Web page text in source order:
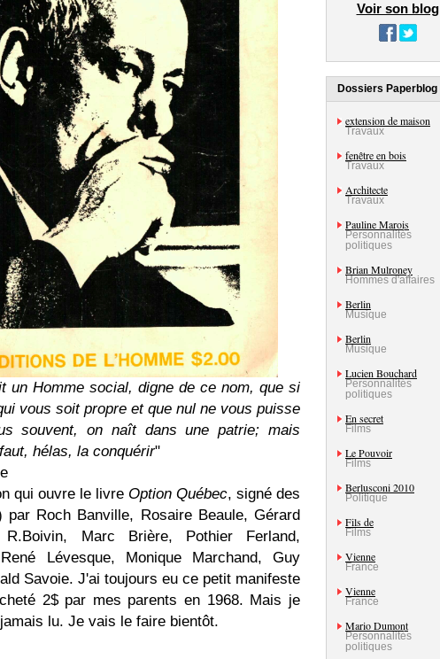
un Homme social, digne de ce nom, que si
vous soit propre et que nul ne vous puisse
souvent, on naît dans une patrie; mais
hélas, la conquérir"
qui ouvre le livre Option Québec, signé des
par Roch Banville, Rosaire Beaule, Gérard
R.Boivin, Marc Brière, Pothier Ferland,
Lévesque, Monique Marchand, Guy
Savoie. J'ai toujours eu ce petit manifeste
2$ par mes parents en 1968. Mais je
lu. Je vais le faire bientôt.
Voir son blog
Dossiers Paperblog
extension de maison
Travaux
fenêtre en bois
Travaux
Architecte
Travaux
Pauline Marois
Personnalités
politiques
Brian Mulroney
Hommes d'affaires
Berlin
Musique
Berlin
Musique
Lucien Bouchard
Personnalités
politiques
En secret
Films
Le Pouvoir
Films
Berlusconi 2010
Politique
Fils de
Films
Vienne
France
Vienne
France
Mario Dumont
Personnalités
politiques